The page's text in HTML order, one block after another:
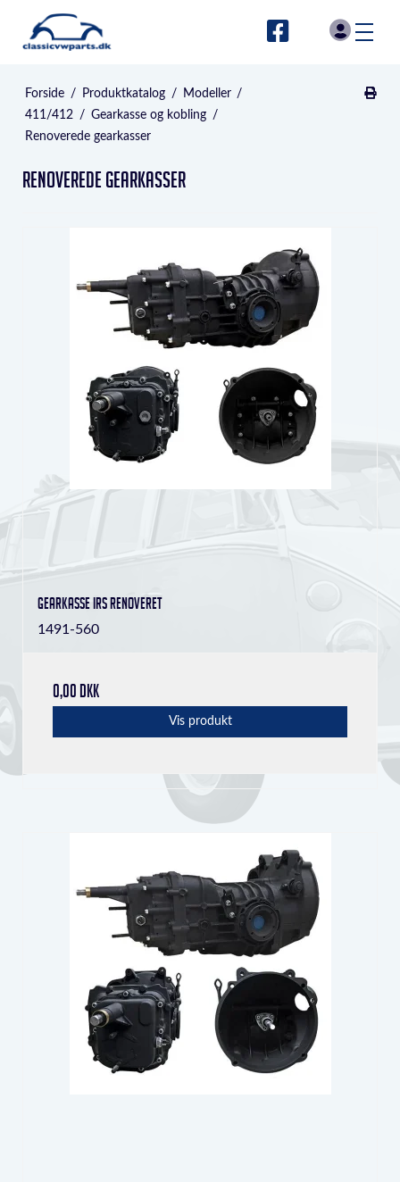
Forside / Produktkatalog / Modeller /
411/412 / Gearkasse og kobling /
Renoverede gearkasser
Renoverede gearkasser
Gearkasse IRS Renoveret
1491-560
0,00 DKK
Vis produkt